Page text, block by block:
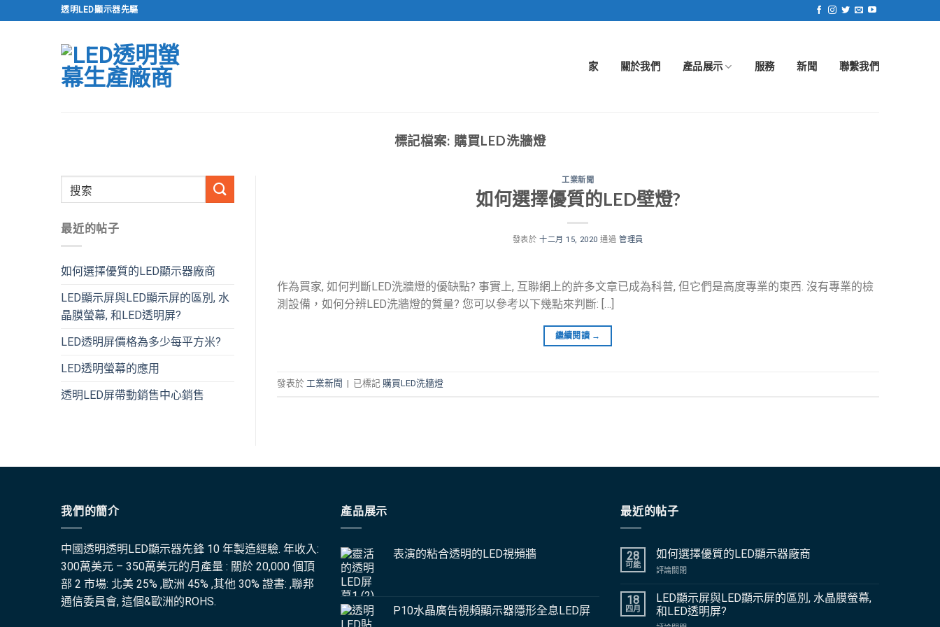
到
透明LED顯示器先驅
家 關於我們 產品展示 服務 新聞 聯繫我們
標記檔案: 購買LED洗牆燈
最近的帖子
如何選擇優質的LED顯示器廠商
LED顯示屏與LED顯示屏的區別, 水
晶膜螢幕, 和LED透明屏?
LED透明屏價格為多少每平方米?
LED透明螢幕的應用
透明LED屏帶動銷售中心銷售
工業新聞
如何選擇優質的LED壁燈?
發表於十二月 15, 2020 通過管理員
作為買家, 如何判斷LED洗牆燈的優缺點? 事實上, 互聯網上的許多文章已成為科普, 但它們是高度專業的東西. 沒有專業的檢
測設備，如何分辨LED洗牆燈的質量? 您可以參考以下幾點來判斷: […]
繼續閱讀 →
發表於 工業新聞 | 已標記 購買LED洗牆燈
我們的簡介
中國透明透明LED顯示器先鋒 10 年製造經驗. 年收入:
300萬美元 – 350萬美元的月產量 : 關於 20,000 個頂
部 2 市場: 北美 25% ,歐洲 45% ,其他 30% 證書: ,聯邦
通信委員會, 這個&歐洲的ROHS.
產品展示
表演的粘合透明的LED視頻牆
P10水晶廣告視頻顯示器隱形全息LED屏
最近的帖子
28
可能
如何選擇優質的LED顯示器廠商
評論關閉上
何
選
擇
18
四月
LED顯示屏與LED顯示屏的區別, 水晶膜螢幕,
和LED透明屏?